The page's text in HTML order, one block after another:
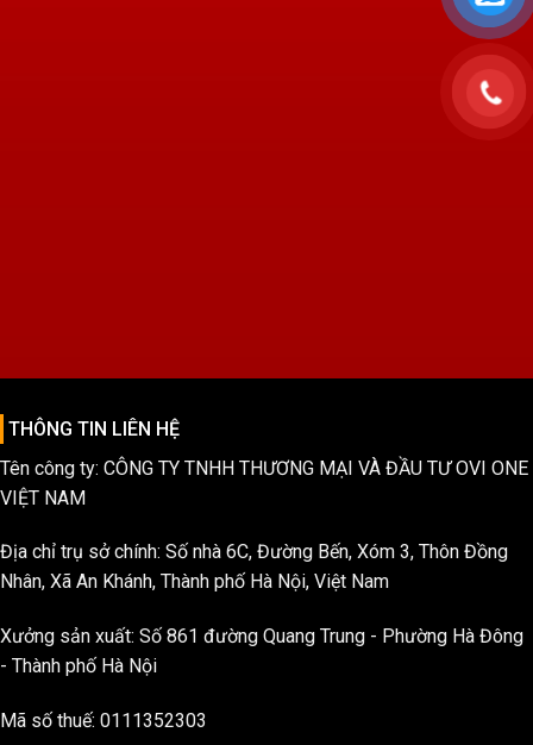
THÔNG TIN LIÊN HỆ
Tên công ty: CÔNG TY TNHH THƯƠNG MẠI VÀ ĐẦU TƯ OVI ONE
VIỆT NAM
Địa chỉ trụ sở chính: Số nhà 6C, Đường Bến, Xóm 3, Thôn Đồng
Nhân, Xã An Khánh, Thành phố Hà Nội, Việt Nam
Xưởng sản xuất: Số 861 đường Quang Trung - Phường Hà Đông
- Thành phố Hà Nội
Mã số thuế: 0111352303